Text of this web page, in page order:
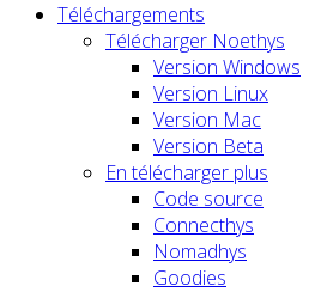
Téléchargements
Télécharger Noethys
Version Windows
Version Linux
Version Mac
Version Beta
En télécharger plus
Code source
Connecthys
Nomadhys
Goodies